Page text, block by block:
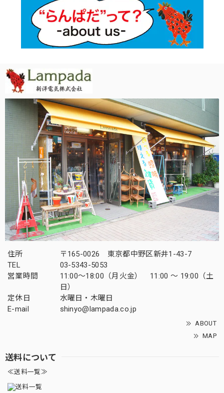
住所
〒165-0026 東京都中野区新井1-43-7
TEL
03-5343-5053
営業時間
11:00～18:00（月火金） 11:00 ～ 19:00（土
日）
定休日
水曜日・木曜日
E-mail
shinyo@lampada.co.jp
ABOUT
MAP
送料について
≪送料一覧≫